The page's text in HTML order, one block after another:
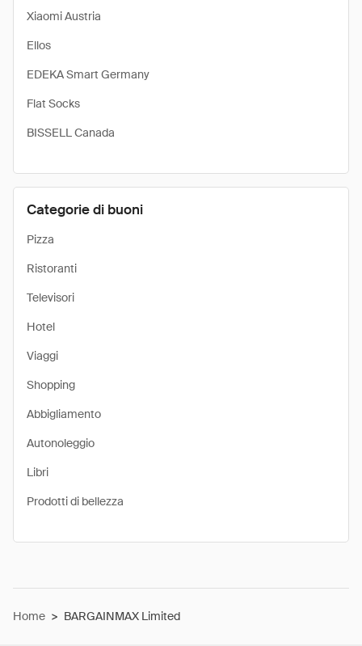
Xiaomi Austria
Ellos
EDEKA Smart Germany
Flat Socks
BISSELL Canada
Categorie di buoni
Pizza
Ristoranti
Televisori
Hotel
Viaggi
Shopping
Abbigliamento
Autonoleggio
Libri
Prodotti di bellezza
Home > BARGAINMAX Limited